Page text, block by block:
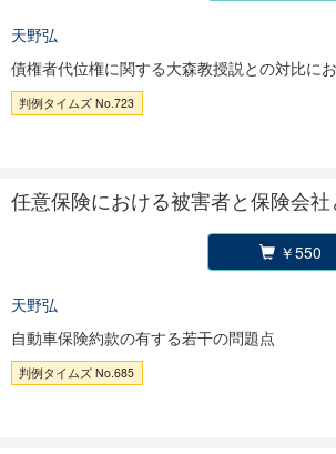
天野弘
債権者代位権に関する大森教授説との対比に
判例タイムズ No.723
任意保険における被害者と保険会
￥550
天野弘
自動車保険約款の有する若干の問題点
判例タイムズ No.685